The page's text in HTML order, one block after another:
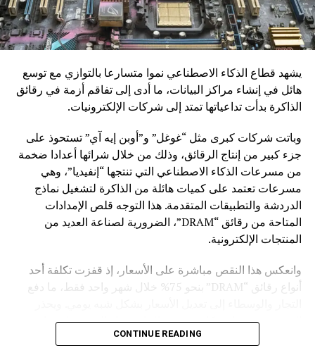
يشهد قطاع الذكاء الاصطناعي نموا متسارعا بالتوازي مع توسع
هائل في إنشاء مراكز البيانات، ما أدى إلى تفاقم أزمة في رقائق
الذاكرة بدأت تداعياتها تمتد إلى شركات الإلكترونيات.
وباتت شركات كبرى مثل “غوغل” و”أوبن إيه آي” تستحوذ على
جزء كبير من إنتاج الرقائق، وذلك من خلال شرائها أعدادا ضخمة
من مسرعات الذكاء الاصطناعي التي تنتجها “إنفيديا”، وهي
مسرعات تعتمد على كميات هائلة من الذاكرة لتشغيل نماذج
الدردشة والتطبيقات المتقدمة. هذا التوجه قلص الإمدادات
المتاحة من رقائق “DRAM”، الضرورية لصناعة العديد من
المنتجات الإلكترونية.
وانعكس هذا النقص مباشرة على الأسعار، إذ قفزت تكلفة أحد
أنواع رقائق “DRAM” بنحو 75% خلال شهر واحد فقط، ما دفع
البعض من سيناريو كارثي في حال استمرار الوضع على ما هو
CONTINUE READING